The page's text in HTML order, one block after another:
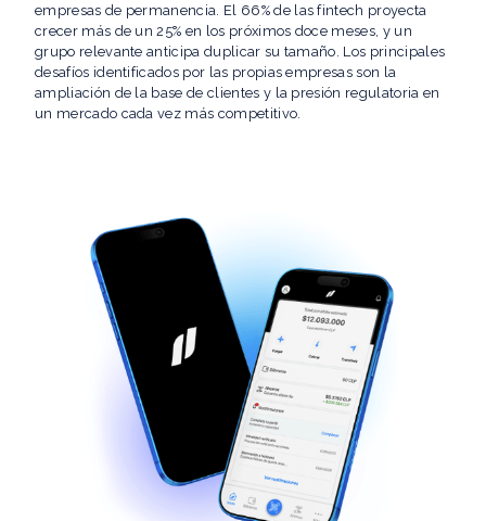
empresas de permanencia. El 66% de las fintech proyecta
crecer más de un 25% en los próximos doce meses, y un
grupo relevante anticipa duplicar su tamaño. Los principales
desafíos identificados por las propias empresas son la
ampliación de la base de clientes y la presión regulatoria en
un mercado cada vez más competitivo.